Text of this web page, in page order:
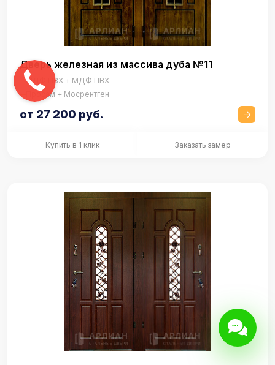
Дверь железная из массива дуба №11
МДФ ПВХ + МДФ ПВХ
Просам + Мосрентген
от 27 200 руб.
Купить в 1 клик Заказать замер